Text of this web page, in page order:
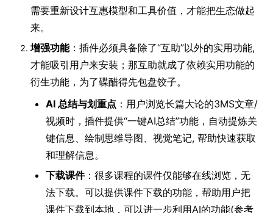
需要重新设计互惠模型和工具价值，才能把生态做起
来。
增强功能：插件必须具备除了“互助”以外的实用功能,
才能吸引用户来安装；那互助就成了依赖实用功能的
衍生功能，为了碟醋得先包盘饺子。
AI 总结与划重点 ：用户浏览长篇大论的3MS文章/
视频时，插件提供“一键AI总结”功能，自动提炼关
键信息、绘制思维导图、视觉笔记, 帮助快速获取
和理解信息。
下载课件：很多课程的课件仅能够在线浏览，无
法下载。可以提供课件下载的功能，帮助用户把
课件下载到本地，可以进一步利用AI的功能(参考